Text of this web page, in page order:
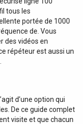
tous les
portée de 1000
de. Vous
des vidéos en
répéteur est aussi un
d’une option qui
De ce guide complet
visite et que chacun